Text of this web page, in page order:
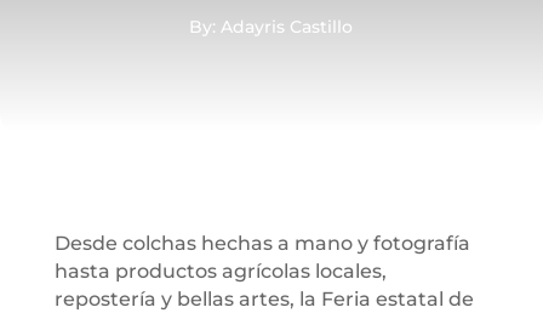
By: Adayris Castillo
Desde colchas hechas a mano y fotografía
hasta productos agrícolas locales,
repostería y bellas artes, la Feria estatal de